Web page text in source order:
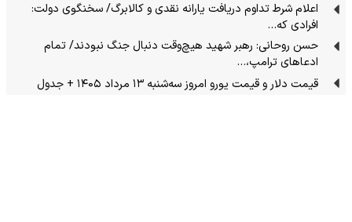
اعلام شرط تداوم دریافت یارانه نقدی و کالابرگ/ سخنگوی دولت:
افرادی که…
حسن روحانی: رهبر شهید هیچ‌وقت دنبال جنگ نبودند/ تمام
ادعاهای ترامپ،…
قیمت دلار و قیمت یورو امروز سه‌شنبه ۱۳ مرداد ۱۴۰۵ + جدول